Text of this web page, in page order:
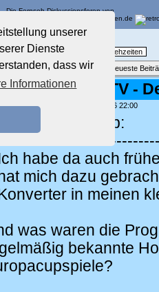
unserer
Dienste
dass wir
Informationen
Die Fernseh-Diskussionsforen von
Erinnerungen an gute, alte Fernsehzeiten
• Neues Thema Neueste
SSVC/BFBS TV -
von: , 07.03.26 22:00
Mulder schrieb:
habe da auch
mich dazu
in meinen
was waren die
bekannte